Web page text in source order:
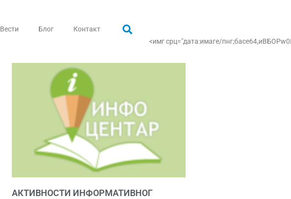
Вести Блог
Контакт
<имг срц="дата:имаге/
АКТИВНОСТИ ИНФОРМАТИВНОГ